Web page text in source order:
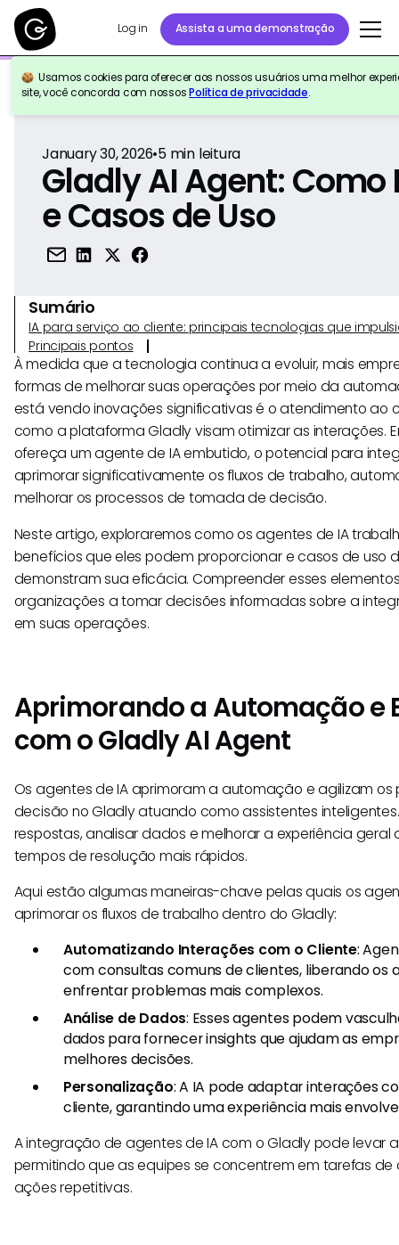
Log in Assista a uma demonstração
Usamos cookies para oferecer aos nossos usuários uma melhor
site, você concorda com nossosPolítica de privacidade.
Voltar para a referência
January 30, 2026•5min leitura
Gladly AI Agent: Como
e Casos de Uso
Sumário
IA para serviço ao cliente: principais tecnologias que
Principais pontos
À medida que a tecnologia continua a evoluir, mais
formas de melhorar suas operações por meio da
está vendo inovações significativas é o atendimento ao
como a plataforma Gladly visam otimizar as interações.
ofereça um agente de IA embutido, o potencial para
aprimorar significativamente os fluxos de trabalho,
melhorar os processos de tomada de decisão.
Neste artigo, exploraremos como os agentes de IA
benefícios que eles podem proporcionar e casos de uso
demonstram sua eficácia. Compreender esses
organizações a tomar decisões informadas sobre a
em suas operações.
Aprimorando a Automação e
com o Gladly AI Agent
Os agentes de IA aprimoram a automação e agilizam
decisão no Gladly atuando como assistentes
respostas, analisar dados e melhorar a experiência geral
tempos de resolução mais rápidos.
Aqui estão algumas maneiras-chave pelas quais os
aprimorar os fluxos de trabalho dentro do Gladly:
Automatizando Interações com o Cliente:
com consultas comuns de clientes, liberando os
enfrentar problemas mais complexos.
Análise de Dados: Esses agentes podem
dados para fornecer insights que ajudam as
melhores decisões.
Personalização: A IA pode adaptar interações
cliente, garantindo uma experiência mais
A integração de agentes de IA com o Gladly pode levar
permitindo que as equipes se concentrem em tarefas
ações repetitivas.